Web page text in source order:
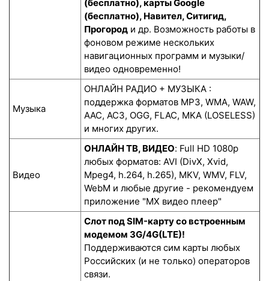
(бесплатно), карты Google
(бесплатно), Навител, Ситигид,
Прогород и др. Возможность работы в
фоновом режиме нескольких
навигационных программ и музыки/
видео одновременно!
Музыка
ОНЛАЙН РАДИО + МУЗЫКА :
поддержка форматов MP3, WMA, WAW,
AAC, AC3, OGG, FLAC, MKA (LOSELESS)
и многих других.
Видео
ОНЛАЙН ТВ, ВИДЕО: Full HD 1080p
любых форматов: AVI (DivX, Xvid,
Mpeg4, h.264, h.265), MKV, WMV, FLV,
WebM и любые другие - рекомендуем
приложение "MX видео плеер"
Слот под SIM-карту со встроенным
модемом 3G/4G(LTE)!
Поддерживаются сим карты любых
Российских (и не только) операторов
связи.